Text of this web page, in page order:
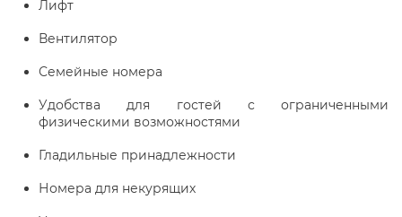
Лифт
Вентилятор
Семейные номера
Удобства для гостей с ограниченными
физическими возможностями
Гладильные принадлежности
Номера для некурящих